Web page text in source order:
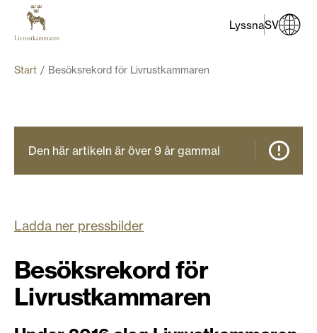
LyssnaSV
Start Besöksrekord för Livrustkammaren
Den här artikeln är över 9 år gammal
Ladda ner pressbilder
Besöksrekord för
Livrustkammaren